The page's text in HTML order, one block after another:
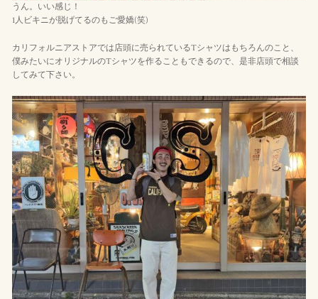
うん。いい感じ！
1人ビキニが脱げてるのもご愛嬌(笑)
カリフォルニアストアでは店頭に売られているTシャツはもちろんのこと、
僕みたいにオリジナルのTシャツを作ることもできるので、是非店頭で相談
してみて下さい。